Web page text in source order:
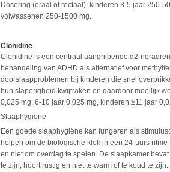
Dosering (oraal of rectaal): kinderen 3-5 jaar 250-
volwassenen 250-1500 mg.
Clonidine
Clonidine is een centraal aangrijpende α2-
behandeling van ADHD als alternatief voor
doorslaapproblemen bij kinderen die snel
hun slaperigheid kwijtraken en daardoor moeilijk
0,025 mg, 6-10 jaar 0,025 mg, kinderen ≥11 jaar
Slaaphygiene
Een goede slaaphygiëne kan fungeren als
helpen om de biologische klok in een 24-uurs
en niet om overdag te spelen. De slaapkamer
te zijn, hoort rustig en niet te warm of te koud te